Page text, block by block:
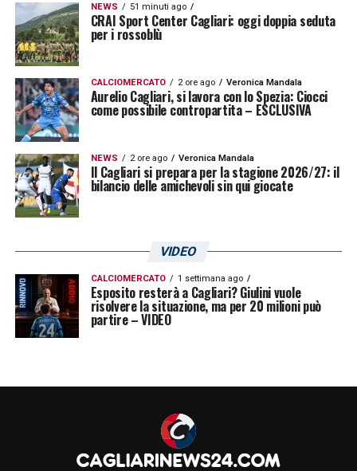
NEWS 51 minuti ago
CRAI Sport Center Cagliari: oggi doppia seduta
per i rossoblù
CALCIOMERCATO 2 ore ago Veronica Mandala
Aurelio Cagliari, si lavora con lo Spezia: Ciocci
come possibile contropartita – ESCLUSIVA
NEWS 2 ore ago Veronica Mandala
Il Cagliari si prepara per la stagione 2026/27: il
bilancio delle amichevoli sin qui giocate
VIDEO
CALCIOMERCATO 1 settimana ago
Esposito resterà a Cagliari? Giulini vuole
risolvere la situazione, ma per 20 milioni può
partire – VIDEO